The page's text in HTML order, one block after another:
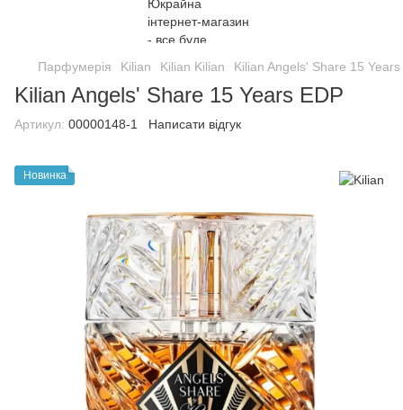
Парфумерія Kilian Kilian Kilian Kilian Angels' Share 15 Years
Kilian Angels' Share 15 Years EDP
Артикул: 00000148-1 Написати відгук
Новинка